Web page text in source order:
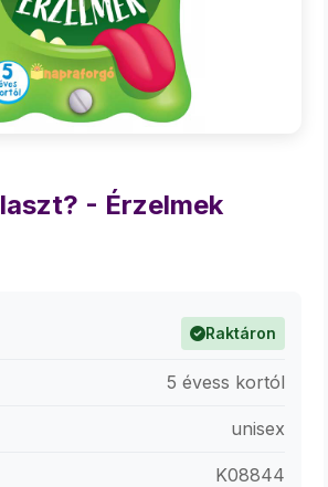
- Érzelmek
Raktáron
5 évess kortól
unisex
K08844